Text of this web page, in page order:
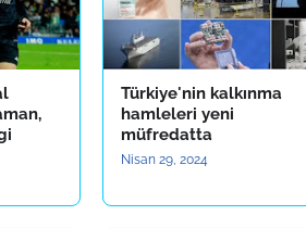
Türkiye'nin kalkınma
hamleleri yeni
müfredatta
Nisan 29, 2024